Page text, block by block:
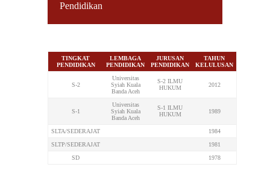
Pendidikan
TINGKAT
PENDIDIKAN
LEMBAGA
PENDIDIKAN
JURUSAN
PENDIDIKAN
TAHUN
KELULUSAN
S-2
Universitas
Syiah Kuala
Banda Aceh
S-2 ILMU
HUKUM
2012
S-1
Universitas
Syiah Kuala
Banda Aceh
S-1 ILMU
HUKUM
1989
SLTA/SEDERAJAT
1984
SLTP/SEDERAJAT
1981
SD
1978